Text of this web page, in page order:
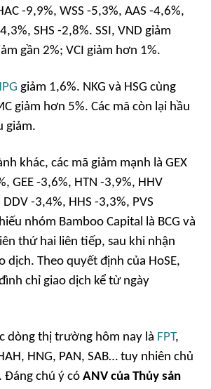
-9,9%, WSS -5,3%, AAS -4,6%,
SHS -2,8%. SSI, VND giảm
gần 2%; VCI giảm hơn 1%.
giảm 1,6%. NKG và HSG cùng
giảm hơn 5%. Các mã còn lại hầu
giảm.
khác, các mã giảm mạnh là GEX
GEE -3,6%, HTN -3,9%, HHV
-3,4%, HHS -3,3%, PVS
nhóm Bamboo Capital là BCG và
thứ hai liên tiếp, sau khi nhận
dịch. Theo quyết định của HoSE,
chỉ giao dịch kể từ ngày
dòng thị trường hôm nay là FPT,
HNG, PAN, SAB… tuy nhiên chủ
Đáng chú ý có ANV của Thủy sản